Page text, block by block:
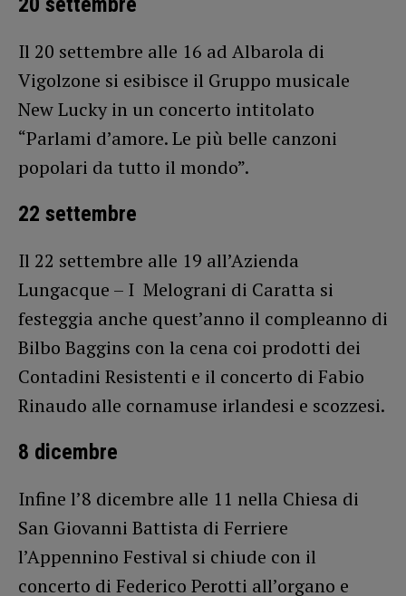
Il 20 settembre alle 16 ad Albarola di
Vigolzone si esibisce il Gruppo musicale
New Lucky in un concerto intitolato
“Parlami d’amore. Le più belle canzoni
popolari da tutto il mondo”.
22 settembre
Il 22 settembre alle 19 all’Azienda
Lungacque – I Melograni di Caratta si
festeggia anche quest’anno il compleanno di
Bilbo Baggins con la cena coi prodotti dei
Contadini Resistenti e il concerto di Fabio
Rinaudo alle cornamuse irlandesi e scozzesi.
8 dicembre
Infine l’8 dicembre alle 11 nella Chiesa di
San Giovanni Battista di Ferriere
l’Appennino Festival si chiude con il
concerto di Federico Perotti all’organo e